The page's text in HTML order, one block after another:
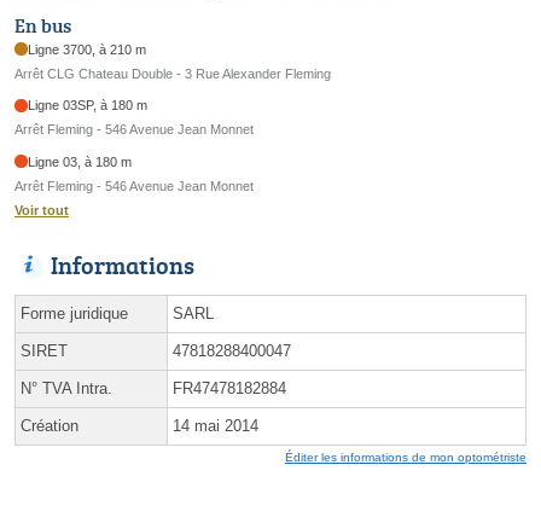
En bus
Ligne 3700, à 210 m
Arrêt CLG Chateau Double - 3 Rue Alexander Fleming
Ligne 03SP, à 180 m
Arrêt Fleming - 546 Avenue Jean Monnet
Ligne 03, à 180 m
Arrêt Fleming - 546 Avenue Jean Monnet
Voir tout
Informations
Forme juridique SARL
SIRET 47818288400047
N° TVA Intra. FR47478182884
Création 14 mai 2014
Éditer les informations de mon optométriste